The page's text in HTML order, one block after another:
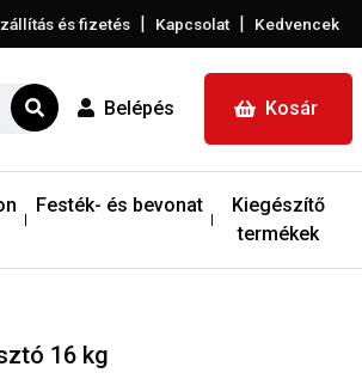
és fizetés | Kapcsolat | Kedvencek
Belépés Kosár
Festék- és bevonat
Kiegészítő
termékek
16 kg